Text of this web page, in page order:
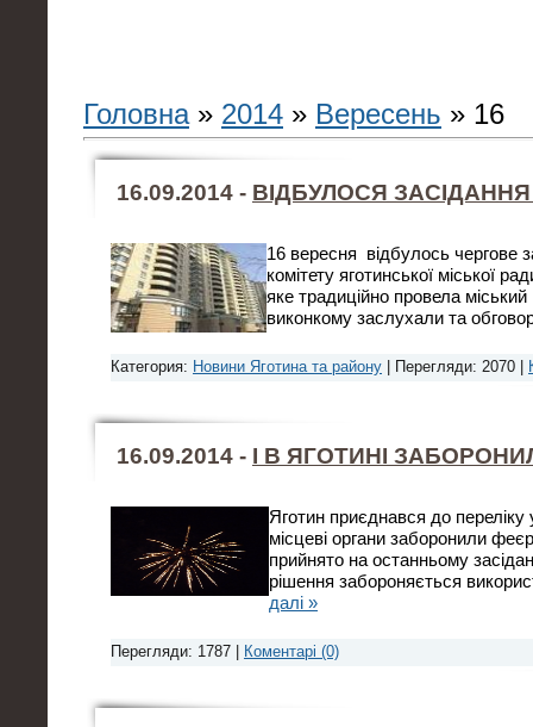
Головна» 2014 » Вересень » 16
16.09.2014 - ВІДБУЛОСЯ
16 вересня відбулось чергове
комітету яготинської міської
яке традиційно провела
виконкому заслухали та
Категория: Новини Яготина та району | Перегляди: 2070 |
16.09.2014 - І В ЯГОТИНІ
Яготин приєднався до переліку
місцеві органи заборонили
прийнято на останньому
рішення забороняється
далі »
Перегляди: 1787 | Коментарі (0)